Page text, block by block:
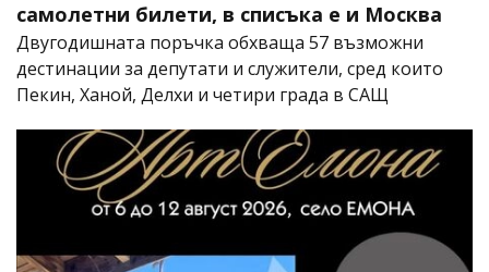
самолетни билети, в списъка е и Москва
Двугодишната поръчка обхваща 57 възможни
дестинации за депутати и служители, сред които
Пекин, Ханой, Делхи и четири града в САЩ